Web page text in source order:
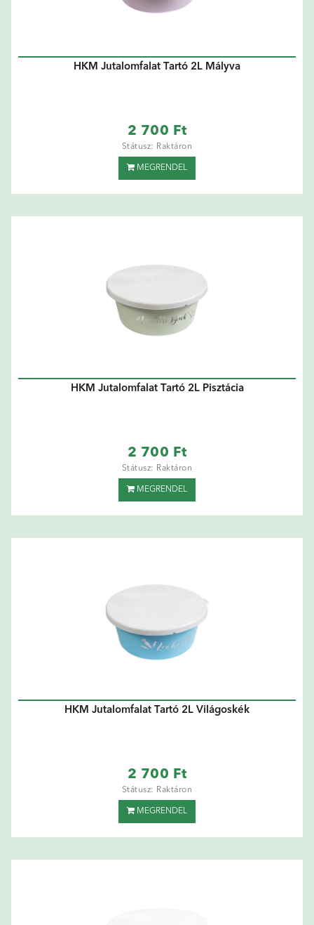
HKM Jutalomfalat Tartó 2L Mályva
2 700 Ft
Státusz: Raktáron
MEGRENDEL
HKM Jutalomfalat Tartó 2L Pisztácia
2 700 Ft
Státusz: Raktáron
MEGRENDEL
HKM Jutalomfalat Tartó 2L Világoskék
2 700 Ft
Státusz: Raktáron
MEGRENDEL